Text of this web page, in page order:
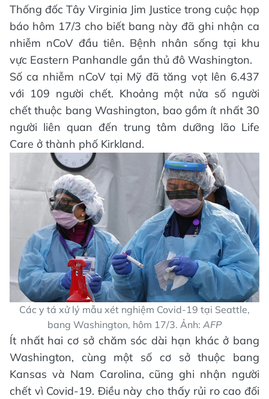
Thống đốc Tây Virginia Jim Justice trong cuộc họp
báo hôm 17/3 cho biết bang này đã ghi nhận ca
nhiễm nCoV đầu tiên. Bệnh nhân sống tại khu
vực Eastern Panhandle gần thủ đô Washington.
Số ca nhiễm nCoV tại Mỹ đã tăng vọt lên 6.437
với 109 người chết. Khoảng một nửa số người
chết thuộc bang Washington, bao gồm ít nhất 30
người liên quan đến trung tâm dưỡng lão Life
Care ở thành phố Kirkland.
Các y tá xử lý mẫu xét nghiệm Covid-19 tại Seattle,
bang Washington, hôm 17/3. Ảnh: AFP
Ít nhất hai cơ sở chăm sóc dài hạn khác ở bang
Washington, cùng một số cơ sở thuộc bang
Kansas và Nam Carolina, cũng ghi nhận người
chết vì Covid-19. Điều này cho thấy rủi ro cao đối